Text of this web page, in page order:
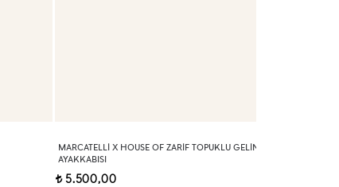
MARCATELLI X HOUSE OF ZARIF TOPUKLU GELIN
AYAKKABISI
t5.500,00